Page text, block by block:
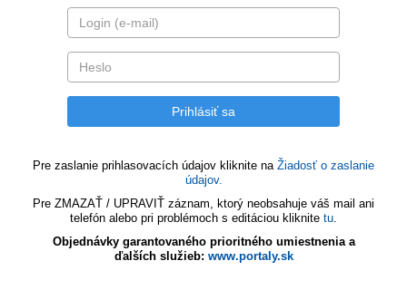
Pre zaslanie prihlasovacích údajov kliknite na Žiadosť o zaslanie
údajov.
Pre ZMAZAŤ / UPRAVIŤ záznam, ktorý neobsahuje váš mail ani
telefón alebo pri problémoch s editáciou kliknite tu.
Objednávky garantovaného prioritného umiestnenia a
ďalších služieb: www.portaly.sk